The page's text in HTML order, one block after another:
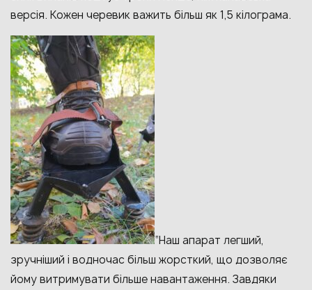
версія. Кожен черевик важить більш як 1,5 кілограма.
“Наш апарат легший,
зручніший і водночас більш жорсткий, що дозволяє
йому витримувати більше навантаження. Завдяки